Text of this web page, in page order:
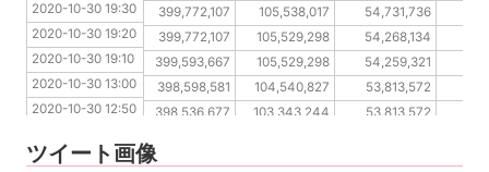
2020-10-30 19:20 399,772,107 105,538,017 54,731,736
2020-10-30 19:10
399,772,107 105,529,298 54,268,134
2020-10-30 13:00
399,593,667 105,529,298 54,259,321
2020-10-30 12:50
398,598,581 104,540,827 53,813,572
2020-10-30 12:40
398,536,677 103,343,244 53,813,572
2020-10-30 12:20
398,399,282 100,664,737 52,801,266
2020-10-30 19:30
2020-10-30 19:20
2020-10-30 19:10
2020-10-30 13:00
2020-10-30 12:50
2020-10-30 12:30
ツイート画像